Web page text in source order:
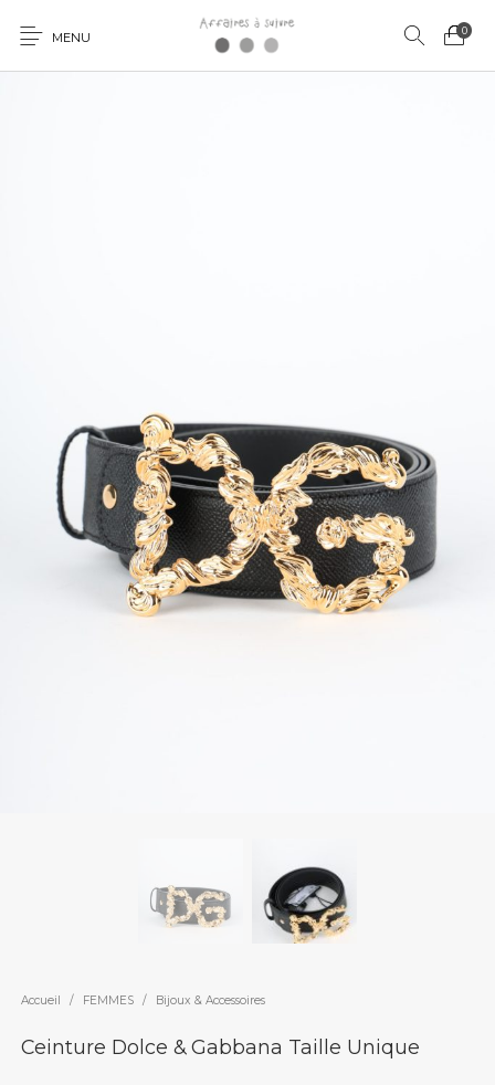
MENU 0
Accueil / FEMMES / Bijoux & Accessoires
Ceinture Dolce & Gabbana Taille Unique